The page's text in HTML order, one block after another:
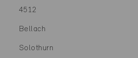
4512
Bellach
Solothurn